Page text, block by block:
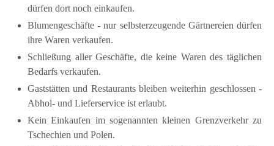
dürfen dort noch einkaufen.
Blumengeschäfte - nur selbsterzeugende Gärtnereien dürfen
ihre Waren verkaufen.
Schließung aller Geschäfte, die keine Waren des täglichen
Bedarfs verkaufen.
Gaststätten und Restaurants bleiben weiterhin geschlossen -
Abhol- und Lieferservice ist erlaubt.
Kein Einkaufen im sogenannten kleinen Grenzverkehr zu
Tschechien und Polen.